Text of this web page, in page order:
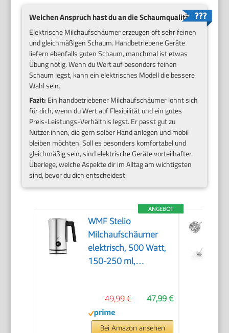
Welchen Anspruch hast du an die Schaumqualität?
Elektrische Milchaufschäumer erzeugen oft sehr feinen
und gleichmäßigen Schaum. Handbetriebene Geräte
liefern ebenfalls guten Schaum, manchmal ist etwas
Übung nötig. Wenn du Wert auf besonders feinen
Schaum legst, kann ein elektrisches Modell die bessere
Wahl sein.
Fazit: Ein handbetriebener Milchaufschäumer lohnt sich
für dich, wenn du Wert auf Flexibilität und ein gutes
Preis-Leistungs-Verhältnis legst. Er passt gut zu
Nutzer:innen, die gern selber Hand anlegen und mobil
bleiben möchten. Soll es besonders komfortabel und
gleichmäßig sein, sind elektrische Geräte vorteilhafter.
Überlege, welche Aspekte dir im Alltag am wichtigsten
sind, bevor du dich entscheidest.
ANGEBOT
WMF Stelio
Milchaufschäumer
elektrisch, 500 Watt,
150-250 ml,
Milchschaum heiss
und kalt, heiße
Schokolade,
47,99 €
49,99 €
Bei Amazon ansehen